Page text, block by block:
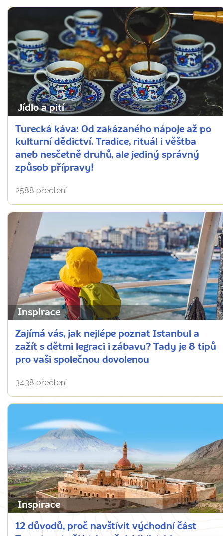
Jídlo a pití
Turecká káva: Od zakázaného nápoje až po
kulturní dědictví. Tradice, rituál i věštba
aneb nesčetně druhů, ale jediný správný
způsob přípravy!
2588 přečtení
Inspirace
Zajímá vás, jak nejlépe poznat Istanbul a
zažít s dětmi legraci i zábavu? Tady je 8 tipů
pro vaši společnou dovolenou
3438 přečtení
Inspirace
12 důvodů, proč navštívit východní část